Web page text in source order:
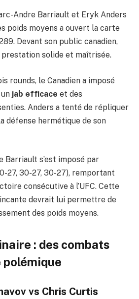
Andre Barriault et Eryk Anders
poids moyens a ouvert la carte
Devant son public canadien,
prestation solide et maîtrisée.
rounds, le Canadien a imposé
jab efficace et des
Anders a tenté de répliquer
défense hermétique de son
Barriault s’est imposé par
27, 30-27, 30-27), remportant
consécutive à l’UFC. Cette
devrait lui permettre de
des poids moyens.
: des combats
polémique
vs Chris Curtis